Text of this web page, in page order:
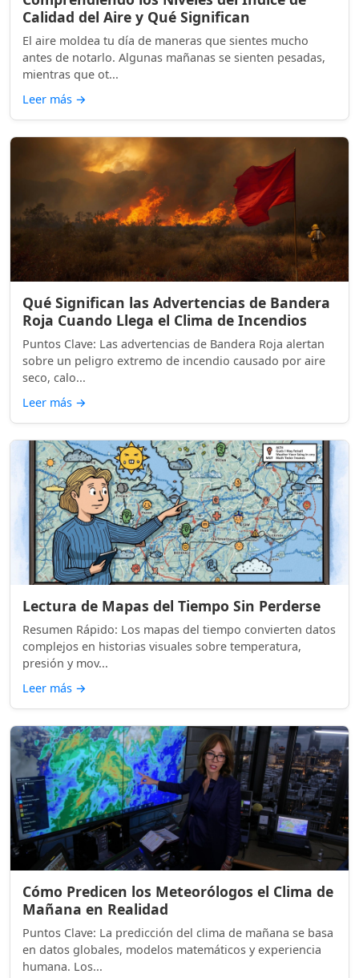
Calidad del Aire y Qué Significan
El aire moldea tu día de maneras que sientes mucho
antes de notarlo. Algunas mañanas se sienten pesadas,
mientras que ot...
Leer más →
Qué Significan las Advertencias de Bandera
Roja Cuando Llega el Clima de Incendios
Puntos Clave: Las advertencias de Bandera Roja alertan
sobre un peligro extremo de incendio causado por aire
seco, calo...
Leer más →
Lectura de Mapas del Tiempo Sin Perderse
Resumen Rápido: Los mapas del tiempo convierten datos
complejos en historias visuales sobre temperatura,
presión y mov...
Leer más →
Cómo Predicen los Meteorólogos el Clima de
Mañana en Realidad
Puntos Clave: La predicción del clima de mañana se basa
en datos globales, modelos matemáticos y experiencia
humana. Los...